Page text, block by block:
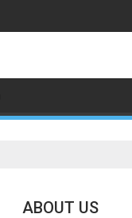
ABOUT US